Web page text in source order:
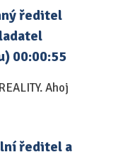
ředitel
00:00:55
Ahoj
ředitel a